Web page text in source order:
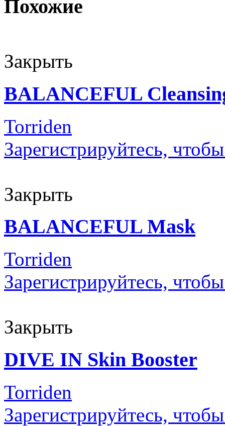
Похожие
Закрыть
BALANCEFUL
Torriden
Зарегистрируйтесь,
Закрыть
BALANCEFUL Mask
Torriden
Зарегистрируйтесь,
Закрыть
DIVE IN Skin Booster
Torriden
Зарегистрируйтесь,